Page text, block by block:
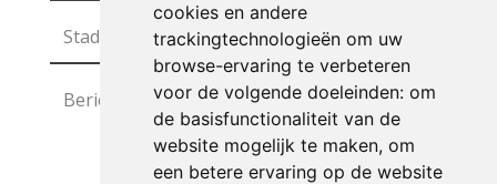
cookies en andere
trackingtechnologieën om uw
browse-ervaring te verbeteren
voor de volgende doeleinden: om
de basisfunctionaliteit van de
website mogelijk te maken, om
een betere ervaring op de website